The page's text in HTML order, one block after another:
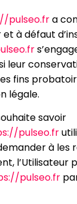
pulseo.fra
et à défaut
leur
fins
légale.
savoir
pulseo.fr
à les
l’Utilisateur
pulseo.fr